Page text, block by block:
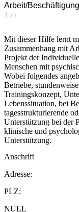
Arbeit/
155
Mit dieser Hilfe lernt
Zusammenhang mit
Projekt der
Menschen mit
Wobei folgendes
Betriebe,
Trainingskonzept,
Lebenssituation, bei
tagesstrukturierende
Unterstützung bei der
klinische und
Unterstützung.
Anschrift
Adresse:
PLZ:
NULL